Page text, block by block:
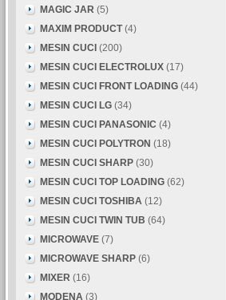
MAGIC JAR (5)
MAXIM PRODUCT (4)
MESIN CUCI (200)
MESIN CUCI ELECTROLUX (17)
MESIN CUCI FRONT LOADING (44)
MESIN CUCI LG (34)
MESIN CUCI PANASONIC (4)
MESIN CUCI POLYTRON (18)
MESIN CUCI SHARP (30)
MESIN CUCI TOP LOADING (62)
MESIN CUCI TOSHIBA (12)
MESIN CUCI TWIN TUB (64)
MICROWAVE (7)
MICROWAVE SHARP (6)
MIXER (16)
MODENA (3)